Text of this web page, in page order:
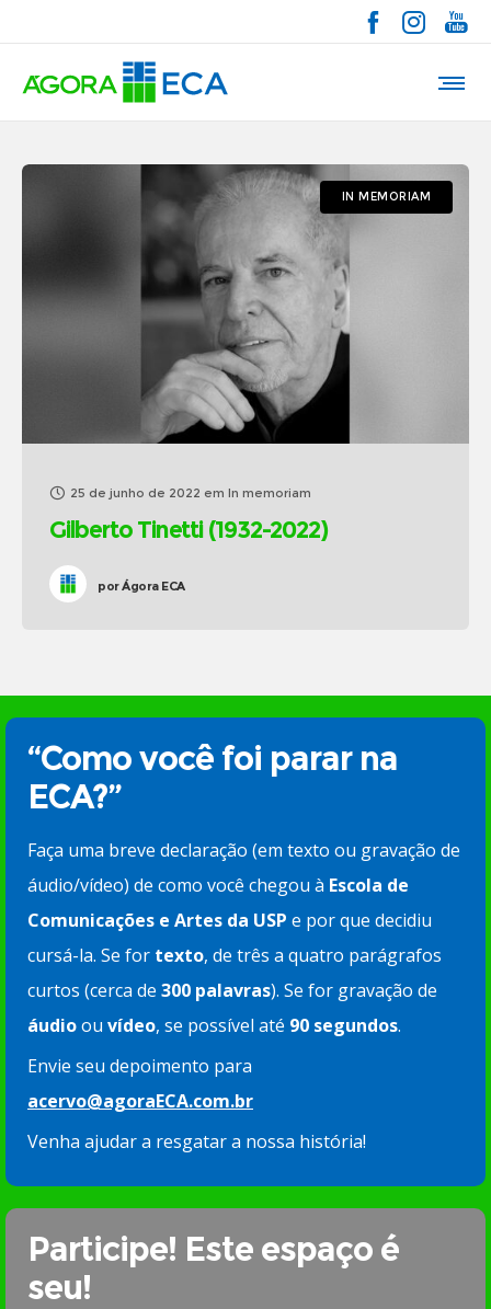
IN MEMORIAM
25 de junho de 2022 em In memoriam
Gilberto Tinetti (1932-2022)
porÁgora ECA
“Como você foi parar na
ECA?”
Faça uma breve declaração (em texto ou gravação de
áudio/vídeo) de como você chegou à Escola de
Comunicações e Artes da USP e por que decidiu
cursá-la. Se for texto, de três a quatro parágrafos
curtos (cerca de 300 palavras). Se for gravação de
áudioou vídeo, se possível até 90 segundos.
Envie seu depoimento para
acervo@agoraECA.com.br
Venha ajudar a resgatar a nossa história!
Participe! Este espaço é
seu!